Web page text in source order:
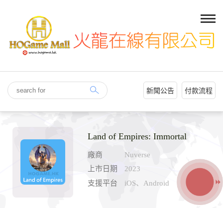
新聞公告 付款流程
Land of Empires: Immortal
廠商
Nuverse
上市日期
2023
支援平台
iOS、Android